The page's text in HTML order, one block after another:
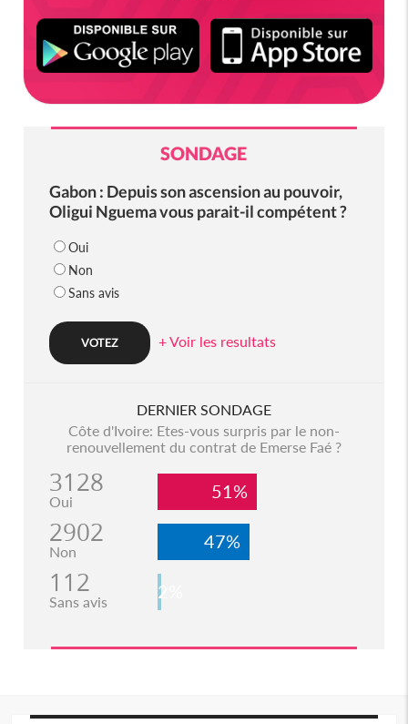
SONDAGE
Gabon : Depuis son ascension au pouvoir,
Oligui Nguema vous parait-il compétent ?
Oui
Non
Sans avis
+ Voir les resultats
DERNIER SONDAGE
Côte d'Ivoire: Etes-vous surpris par le non-
renouvellement du contrat de Emerse Faé ?
3128
Oui 51%
2902
Non 47%
112
Sans avis 2%